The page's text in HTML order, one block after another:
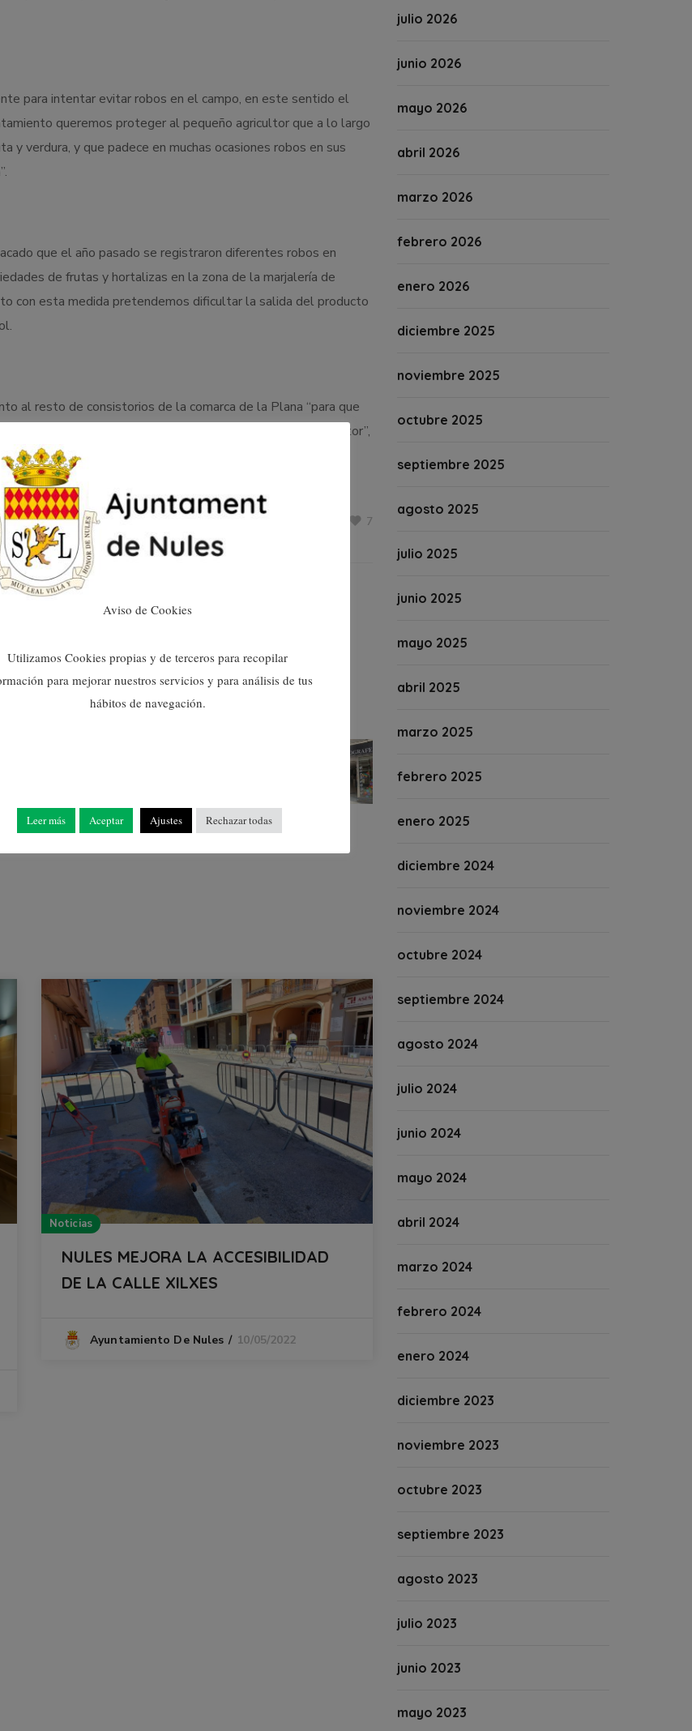
para intentar evitar robos en el campo, en este sentido el
queremos proteger al pequeño agricultor que a lo largo
y verdura, y que padece en muchas ocasiones robos en sus
que el año pasado se registraron diferentes robos en
de frutas y hortalizas en la zona de la marjalería de
con esta medida pretendemos dificultar la salida del producto
al resto de consistorios de la comarca de la Plana “para que
y hortalizas robadas, y defender así al pequeño agricultor”,
7
28/05/2026
Noticias
NULES MEJORA LA ACCESIBILIDAD
DE LA CALLE XILXES
Ayuntamiento De Nules 10/05/2022
julio 2026
junio 2026
mayo 2026
abril 2026
marzo 2026
febrero 2026
enero 2026
diciembre 2025
noviembre 2025
octubre 2025
septiembre 2025
agosto 2025
julio 2025
junio 2025
mayo 2025
abril 2025
marzo 2025
febrero 2025
enero 2025
diciembre 2024
noviembre 2024
octubre 2024
septiembre 2024
agosto 2024
julio 2024
junio 2024
mayo 2024
abril 2024
marzo 2024
febrero 2024
enero 2024
diciembre 2023
noviembre 2023
octubre 2023
septiembre 2023
agosto 2023
julio 2023
junio 2023
mayo 2023
Aviso de Cookies
Utilizamos Cookies propias y de terceros para recopilar
para mejorar nuestros servicios y para análisis de tus
hábitos de navegación.
Leer más Aceptar Ajustes Rechazar todas